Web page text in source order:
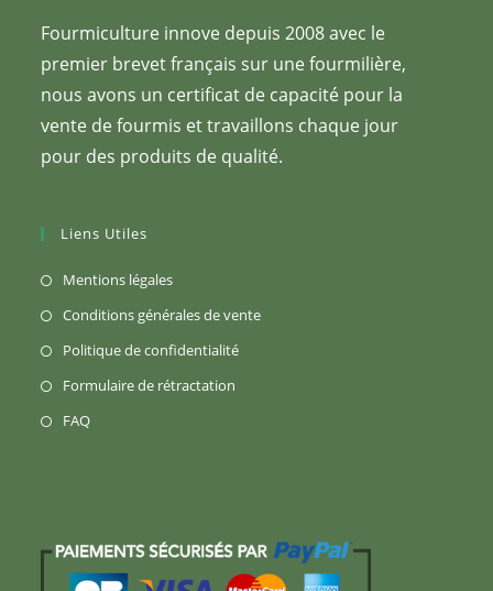
Fourmiculture innove depuis 2008 avec le
premier brevet français sur une fourmilière,
nous avons un certificat de capacité pour la
vente de fourmis et travaillons chaque jour
pour des produits de qualité.
Liens Utiles
Mentions légalesS’ouvre
nouvel
onglet
Conditions générales de venteS’ouvre
Politique de confidentialitéS’ouvre
Formulaire de rétractation
FAQS’ouvre